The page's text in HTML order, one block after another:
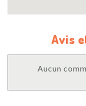
Avis
Aucun